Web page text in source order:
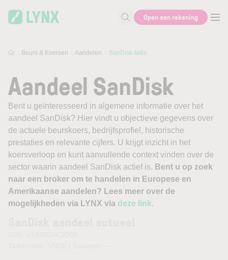
Zoek naar informatie
Open een rekening
Beurs & Koersen Aandelen SanDisk Aktie
Aandeel SanDisk
Bent u geïnteresseerd in algemene informatie over het
aandeel SanDisk? Hier vindt u objectieve gegevens over
de actuele beurskoers, bedrijfsprofiel, historische
prestaties en relevante cijfers. U krijgt inzicht in het
koersverloop en kunt aanvullende context vinden over de
sector waarin aandeel SanDisk actief is. Bent u op zoek
naar een broker om te handelen in Europese en
Amerikaanse aandelen? Lees meer over de
mogelijkheden via LYNX via deze link.